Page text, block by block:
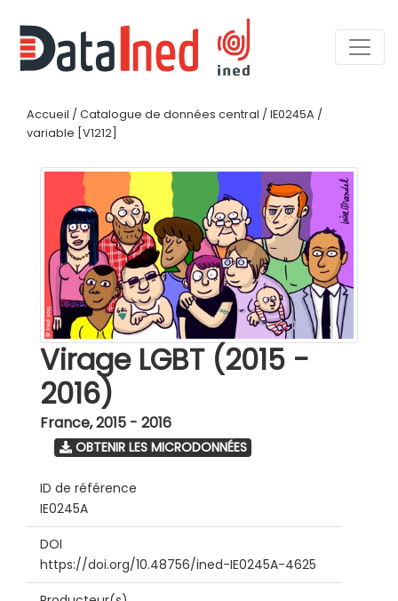
Accueil / Catalogue de données central / IE0245A /
variable [V1212]
Virage LGBT (2015 -
2016)
France,2015 - 2016
OBTENIR LES MICRODONNÉES
ID de référence
IE0245A
DOI
https://doi.org/10.48756/ined-IE0245A-4625